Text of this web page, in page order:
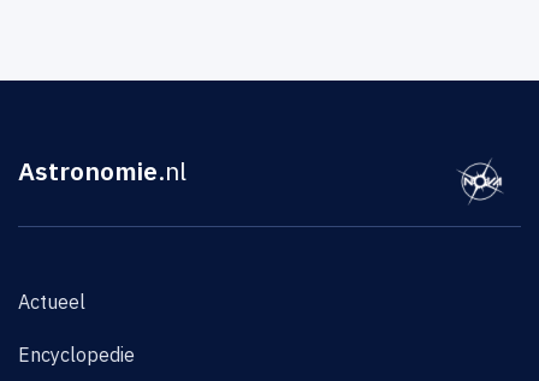
Astronomie.nl
Actueel
Encyclopedie